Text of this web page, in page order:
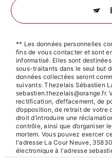
** Les données personnelles
fins de vous contacter et sont
informatisé. Elles sont
sous-traitants dans le seul but
données collectées seront
suivants: Thezelais Sébastien
sebastien.thezelais@orange.fr.
rectification, d’effacement, de
d’opposition, de retrait de
droit d’introduire une
contrôle, ainsi que d’organiser
mortem. Vous pouvez exercer
l'adresse La Cour Neuve,
électronique à l'adresse